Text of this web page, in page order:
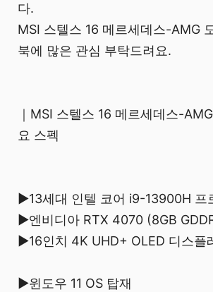
다.
MSI 스텔스 16 메르세데스-AMG
북에 많은 관심 부탁드려요.
｜MSI 스텔스 16 메르세데스-
요 스펙
▶13세대 인텔 코어 i9-13900H 프
▶엔비디아 RTX 4070 (8GB
▶16인치 4K UHD+ OLED 디스플
​ ▶윈도우 11 OS 탑재